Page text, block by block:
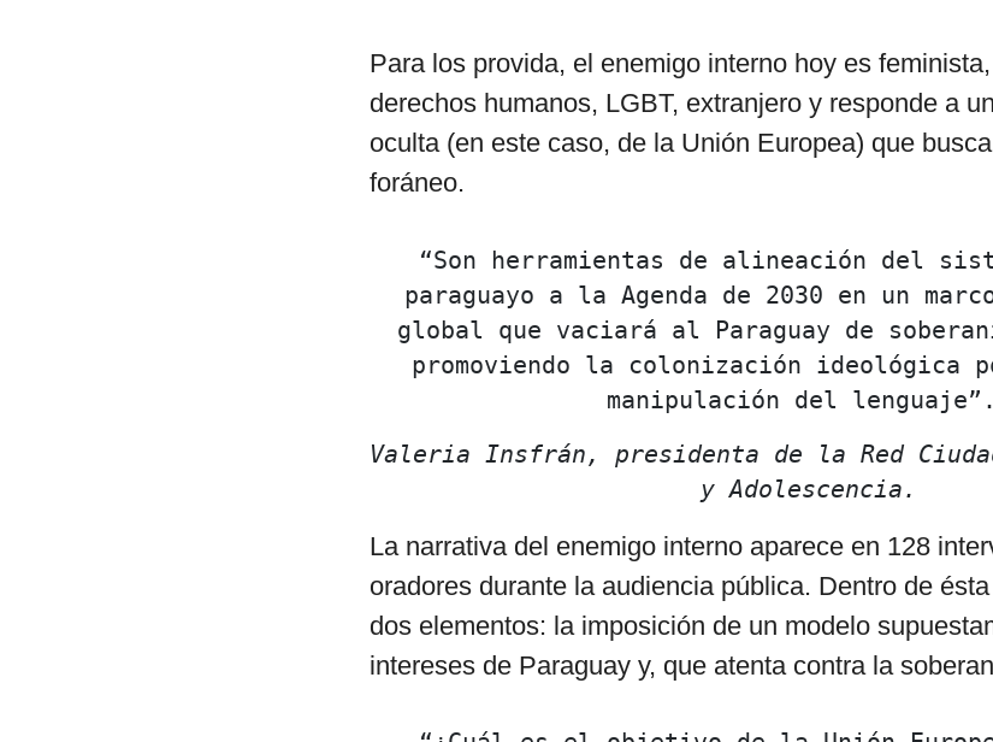
Para los provida, el enemigo interno hoy es
derechos humanos, LGBT, extranjero y responde a
oculta (en este caso, de la Unión Europea) que
foráneo.
“Son herramientas de alineación del
paraguayo a la Agenda de 2030 en un
global que vaciará al Paraguay de
promoviendo la colonización ideológica
manipulación del
Valeria Insfrán, presidenta de la Red
y Adolescencia.
La narrativa del enemigo interno aparece en 128
oradores durante la audiencia pública. Dentro de
dos elementos: la imposición de un modelo
intereses de Paraguay y, que atenta contra la